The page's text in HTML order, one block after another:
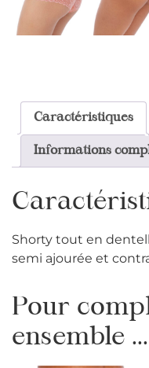
Caractéristiques
Informations
Shorty tout en
semi ajourée et
Pour
ensemble ...